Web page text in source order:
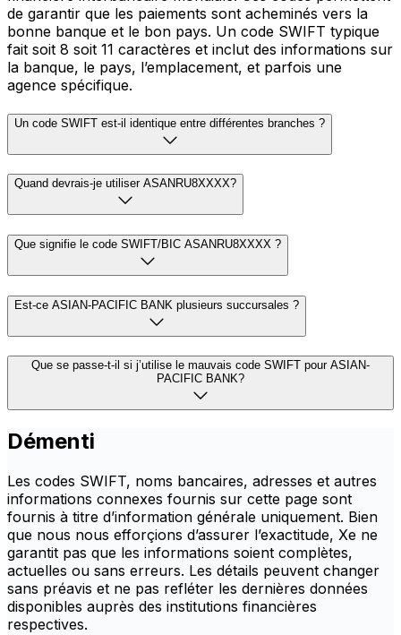
de garantir que les paiements sont acheminés vers la
bonne banque et le bon pays. Un code SWIFT typique
fait soit 8 soit 11 caractères et inclut des informations sur
la banque, le pays, l’emplacement, et parfois une
agence spécifique.
Un code SWIFT est-il identique entre différentes branches ?
Quand devrais-je utiliser ASANRU8XXXX?
Que signifie le code SWIFT/BIC ASANRU8XXXX ?
Est-ce ASIAN-PACIFIC BANK plusieurs succursales ?
Que se passe-t-il si j’utilise le mauvais code SWIFT pour ASIAN-
PACIFIC BANK?
Démenti
Les codes SWIFT, noms bancaires, adresses et autres
informations connexes fournis sur cette page sont
fournis à titre d’information générale uniquement. Bien
que nous nous efforçions d’assurer l’exactitude, Xe ne
garantit pas que les informations soient complètes,
actuelles ou sans erreurs. Les détails peuvent changer
sans préavis et ne pas refléter les dernières données
disponibles auprès des institutions financières
respectives.